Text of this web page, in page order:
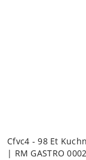
Cfvc4 - 98 Et
| RM GASTRO